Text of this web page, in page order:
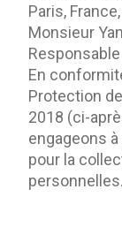
Paris,
Monsieur
En
Protection
2018 (ci-
engageons
pour la
personnelles.